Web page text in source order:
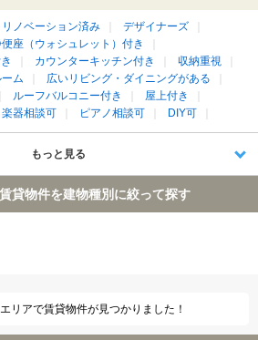
リノベーション済み
デザイナーズ
座（ウォシュレット）付き
カウンターキッチン付き
収納重視
ム
広いリビング・ダイニングがある
ルーフバルコニー付き
屋上付き
楽器相談可 ピアノ相談可 DIY可
もっと見る
貸物件を建物種別に絞って探す
リアで賃貸物件が見つかりました！